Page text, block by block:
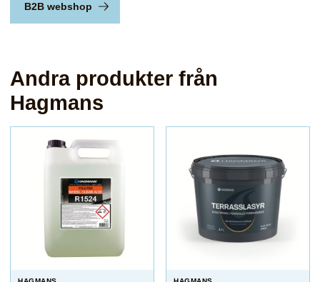
B2B webshop
Andra produkter från
Hagmans